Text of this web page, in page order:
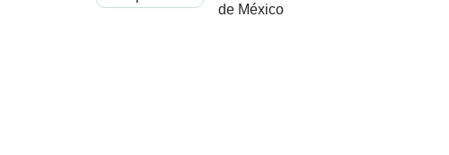
de México